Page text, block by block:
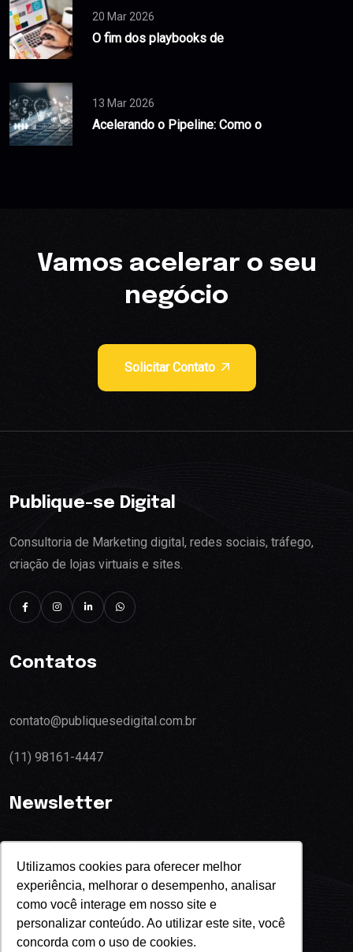
Utilizamos cookies para oferecer melhor
experiência, melhorar o desempenho, analisar
como você interage em nosso site e
personalizar conteúdo. Ao utilizar este site, você
concorda com o uso de cookies.
20 Mar 2026
O fim dos playbooks de
13 Mar 2026
Acelerando o Pipeline: Como o
Vamos acelerar o seu
negócio
Solicitar Contato
Publique-se Digital
Consultoria de Marketing digital, redes sociais, tráfego,
criação de lojas virtuais e sites.
Contatos
contato@publiquesedigital.com.br
(11) 98161-4447
Newsletter
Eu concordo com o termos de privacidade